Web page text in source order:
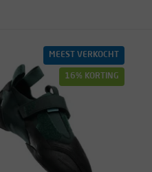
MEEST VERKOCHT
16% KORTING